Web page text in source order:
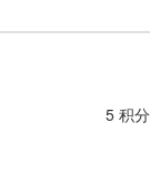
5 积分